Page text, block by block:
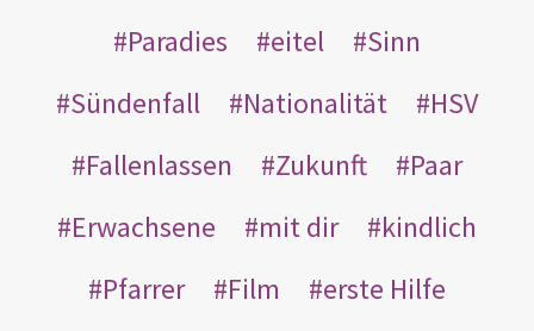
Paradies
eitel
Sinn
Sündenfall
Nationalität
HSV
Fallenlassen
Zukunft
Paar
Erwachsene
mit dir
kindlich
Pfarrer
Film
erste Hilfe